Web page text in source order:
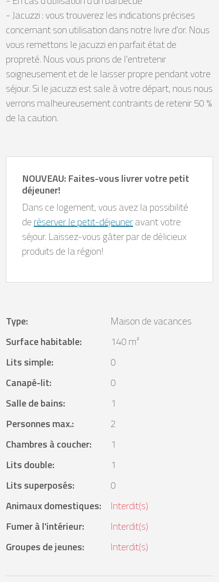
- Jacuzzi : vous trouverez les indications précises
concernant son utilisation dans notre livre d'or. Nous
vous remettons le jacuzzi en parfait état de
propreté. Nous vous prions de l'entretenir
soigneusement et de le laisser propre pendant votre
séjour. Si le jacuzzi est sale à votre départ, nous nous
verrons malheureusement contraints de retenir 50 %
de la caution.
NOUVEAU: Faites-vous livrer votre petit
déjeuner!
Dans ce logement, vous avez la possibilité
deréserver le petit-déjeuneravant votre
séjour. Laissez-vous gâter par de délicieux
produits de la région!
Type:
Maison de vacances
Surface habitable:
140 m²
Lits simple:
0
Canapé-lit:
0
Salle de bains:
1
Personnes max.:
2
Chambres à coucher:
1
Lits double:
1
Lits superposés:
0
Animaux domestiques:
Interdit(s)
Fumer à l'intérieur:
Interdit(s)
Groupes de jeunes: Interdit(s)